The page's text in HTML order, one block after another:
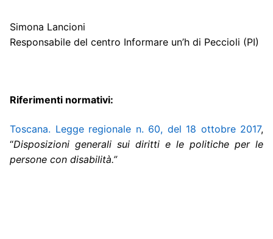
Simona Lancioni
Responsabile del centro Informare un’h di Peccioli (PI)
Riferimenti normativi:
Toscana. Legge regionale n. 60, del 18 ottobre 2017,
“Disposizioni generali sui diritti e le politiche per le
persone con disabilità.”